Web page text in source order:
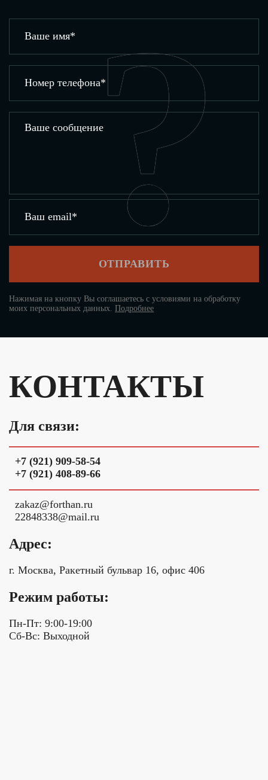
ОТПРАВИТЬ
Нажимая на кнопку Вы соглашаетесь с условиями на обработку
моих персональных данных. Подробнее
КОНТАКТЫ
Для связи:
+7 (921) 909-58-54
+7 (921) 408-89-66
zakaz@forthan.ru
22848338@mail.ru
Адрес:
г. Москва, Ракетный бульвар 16, офис 406
Режим работы:
Пн-Пт: 9:00-19:00
Сб-Вс: Выходной